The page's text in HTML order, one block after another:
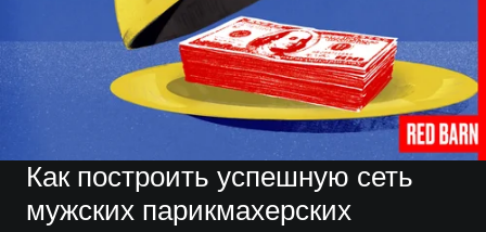
Как построить успешную сеть
мужских парикмахерских